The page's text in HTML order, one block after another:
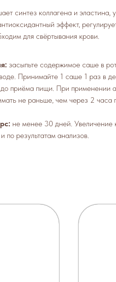
синтез коллагена и эластина,
эффект,
для свёртывания крови.
засыпьте содержимое саше в
Принимайте 1 саше 1 раз в
приёма пищи. При применении
не раньше, чем через 2 часа
не менее 30 дней. Увеличение
по результатам анализов.